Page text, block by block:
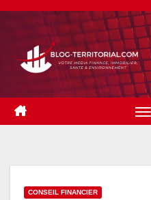
Skip
content
CONSEIL FINANCIER